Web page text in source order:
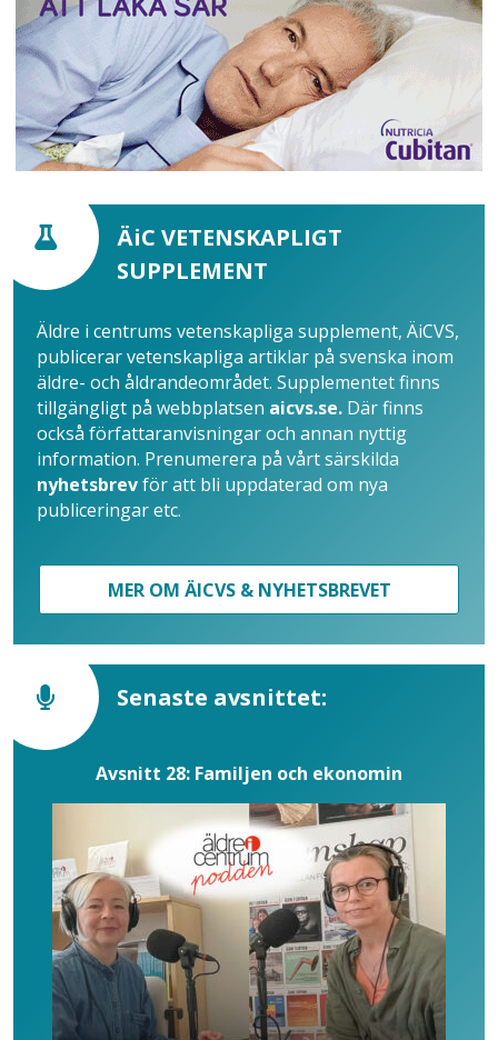
ÄiC VETENSKAPLIGT
SUPPLEMENT
Äldre i centrums vetenskapliga supplement, ÄiCVS,
publicerar vetenskapliga artiklar på svenska inom
äldre- och åldrandeområdet. Supplementet finns
tillgängligt på webbplatsen aicvs.se. Där finns
också författaranvisningar och annan nyttig
information. Prenumerera på vårt särskilda
nyhetsbrevför att bli uppdaterad om nya
publiceringar etc.
MER OM ÄICVS & NYHETSBREVET
Senaste avsnittet:
Avsnitt 28: Familjen och ekonomin